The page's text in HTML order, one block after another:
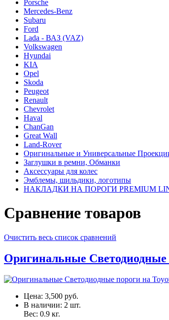
Porsche
Mercedes-Benz
Subaru
Ford
Lada - ВАЗ (VAZ)
Volkswagen
Hyundai
KIA
Opel
Skoda
Peugeot
Renault
Chevrolet
Haval
ChanGan
Great Wall
Land-Rover
Оригинальные и Универсальные
Заглушки в ремни, Обманки
Аксессуары для колес
Эмблемы, шильдики, логотипы
НАКЛАДКИ НА ПОРОГИ PREMIUM
Сравнение товаров
Очистить весь список сравнений
Оригинальные Светодиодные
Цена: 3,500 руб.
В наличии: 2 шт.
Вес: 0.9 кг.